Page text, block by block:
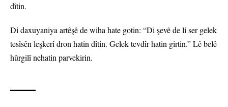
dîtin.
Di daxuyaniya artêşê de wiha hate gotin: “Di şevê de li ser gelek
tesîsên leşkerî dron hatin dîtin. Gelek tevdîr hatin girtin.” Lê belê
hûrgilî nehatin parvekirin.